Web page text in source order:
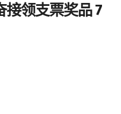
接领支票奖品 7